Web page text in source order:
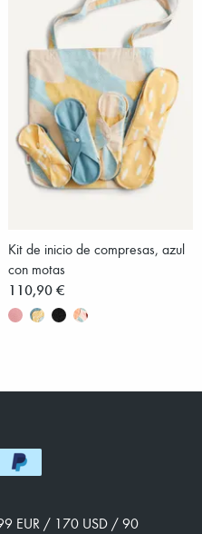
Kit de inicio de compresas, azul
con motas
110,90 €
EUR / 170 USD / 90